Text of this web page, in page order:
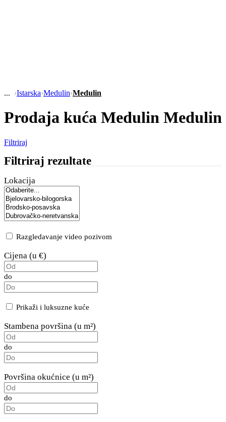
›Istarska›Medulin›Medulin
Prodaja kuća Medulin Medulin
Filtriraj
Filtriraj rezultate
Lokacija
Razgledavanje video pozivom
Cijena (u €)
do
Prikaži i luksuzne kuće
Stambena površina (u m²)
do
Površina okućnice (u m²)
do